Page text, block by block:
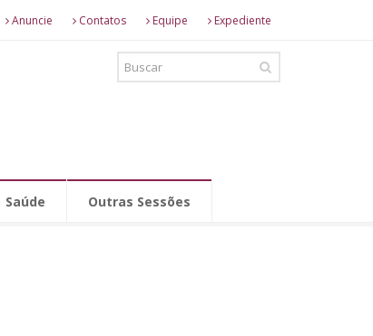
Anuncie Contatos Equipe Expediente
Saúde Outras Sessões